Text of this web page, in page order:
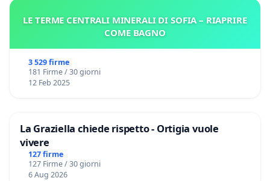
LE TERME CENTRALI MINERALI DI SOFIA – RIAPRIRE
COME BAGNO
3 529 firme
181 Firme / 30 giorni
12 Feb 2025
La Graziella chiede rispetto - Ortigia vuole
vivere
127 firme
127 Firme / 30 giorni
6 Aug 2026